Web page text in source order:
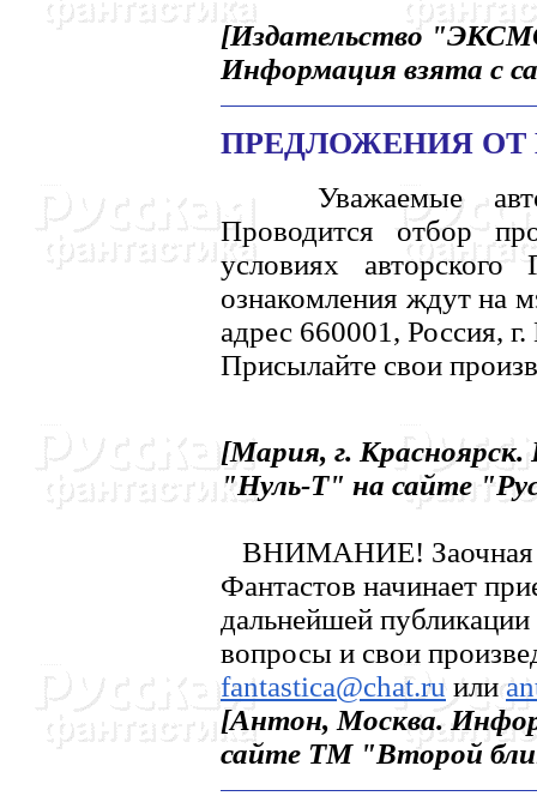
[Издательство
Информация взята с
ПРЕДЛОЖЕHИЯ ОТ
Уважаемые
Проводится отбор
условиях
ознакомления ждут на
адрес 660001, Россия,
Присылайте свои
[Мария, г.
"Hуль-Т" на сайте
ВHИМАHИЕ! Заочная
Фантастов начинает
дальнейшей
вопросы и свои
fantastica@chat.ru или
[Антон, Москва.
сайте ТМ "Второй